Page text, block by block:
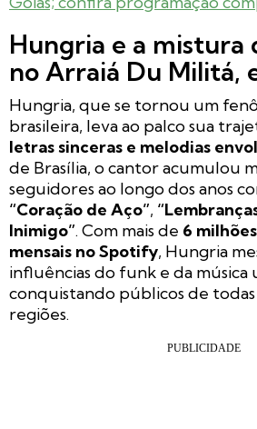
Hungria e a mistura
no Arraiá Du Militá,
Hungria, que se tornou um
brasileira, leva ao palco sua
letras sinceras e melodias
de Brasília, o cantor acumulou
seguidores ao longo dos anos
“Coração de Aço”,
Inimigo”. Com mais de 6
mensais no Spotify, Hungria
influências do funk e da música
conquistando públicos de todas
regiões.